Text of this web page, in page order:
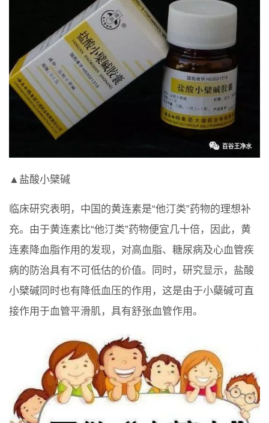
▲盐酸小檗碱
临床研究表明，中国的黄连素是“他汀类”药物的理想补
充。由于黄连素比“他汀类”药物便宜几十倍，因此，黄
连素降血脂作用的发现，对高血脂、糖尿病及心血管疾
病的防治具有不可低估的价值。同时，研究显示，盐酸
小檗碱同时也有降低血压的作用，这是由于小蘖碱可直
接作用于血管平滑肌，具有舒张血管作用。